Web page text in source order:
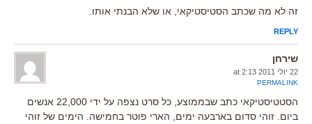
זה לא מה שכתב הסטיסטיקאי, או שלא הבנתי אותו.
REPLY
שירחן
22 יולי 2011 at 2:13
PERMALINK
הסטטיסטיקאי כתב שבממוצע, כל סרט נצפה על ידי 22,000 אנשים
ביום. זוהי סדום בארבעה ימים, הארי פוטר בחמישה. הימים של זוהי